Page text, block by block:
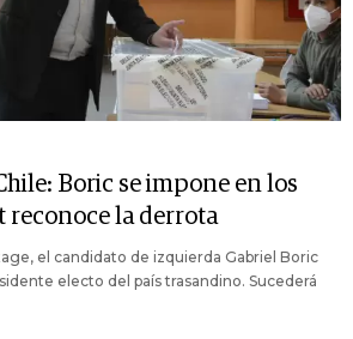
Boric se impone en los
reconoce la derrota
el candidato de izquierda Gabriel Boric
electo del país trasandino. Sucederá